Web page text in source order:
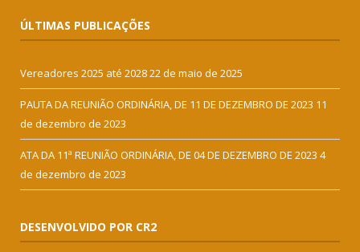
ÚLTIMAS PUBLICAÇÕES
Vereadores 2025 até 202822 de maio de 2025
PAUTA DA REUNIÃO ORDINÁRIA, DE 11 DE DEZEMBRO DE 2023 11
de dezembro de 2023
ATA DA 11ª REUNIÃO ORDINÁRIA, DE 04 DE DEZEMBRO DE 2023 4
de dezembro de 2023
DESENVOLVIDO POR CR2